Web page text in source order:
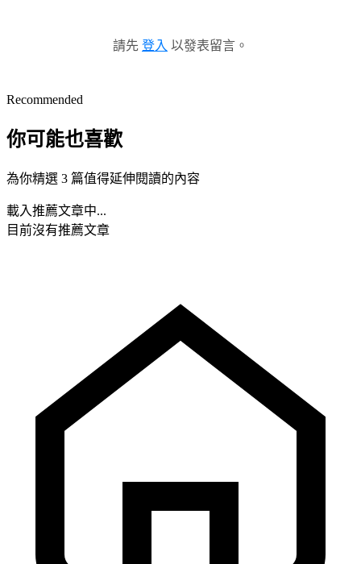
請先 登入 以發表留言。
Recommended
你可能也喜歡
為你精選 3 篇值得延伸閱讀的內容
載入推薦文章中...
目前沒有推薦文章